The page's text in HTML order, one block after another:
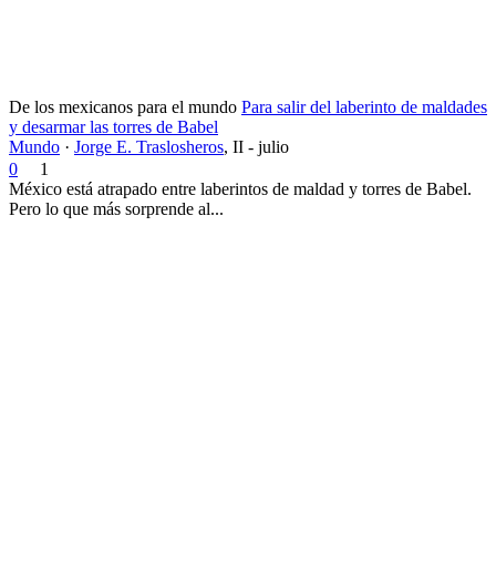
De los mexicanos para el mundo Para salir del laberinto de maldades
y desarmar las torres de Babel
Mundo · Jorge E. Traslosheros, II - julio
0
1
México está atrapado entre laberintos de maldad y torres de Babel.
Pero lo que más sorprende al...